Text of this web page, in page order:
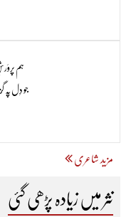
ہم
جو دِل پہ
مزید شاعری
نثر میں زیادہ پڑھی گئی